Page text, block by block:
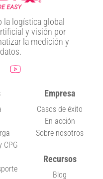
la logística global
y visión por
la medición y
CPG
Empresa
Casos de éxito
En acción
Sobre nosotros
Recursos
Blog